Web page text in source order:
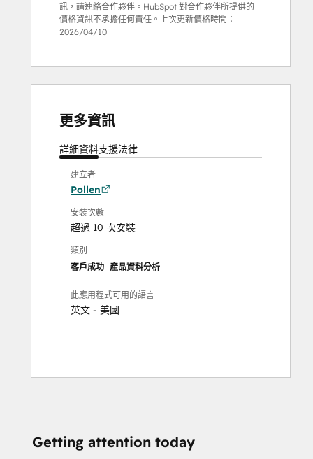
訊，請連絡合作夥伴。HubSpot 對合作夥伴所提供的
價格資訊不承擔任何責任。上次更新價格時間：
2026/04/10
更多資訊
詳細資料支援法律
建立者
Pollen
安裝次數
超過 10 次安裝
類別
客戶成功 產品資料分析
此應用程式可用的語言
英文 - 美國
Getting attention today